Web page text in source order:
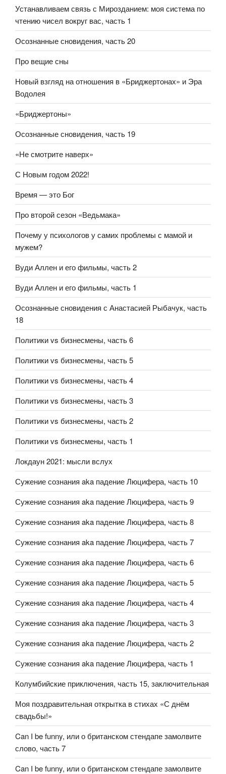
Устанавливаем связь с Мирозданием: моя система по
чтению чисел вокруг вас, часть 1
Осознанные сновидения, часть 20
Про вещие сны
Новый взгляд на отношения в «Бриджертонах» и Эра
Водолея
«Бриджертоны»
Осознанные сновидения, часть 19
«Не смотрите наверх»
С Новым годом 2022!
Время — это Бог
Про второй сезон «Ведьмака»
Почему у психологов у самих проблемы с мамой и
мужем?
Вуди Аллен и его фильмы, часть 2
Вуди Аллен и его фильмы, часть 1
Осознанные сновидения с Анастасией Рыбачук, часть
18
Политики vs бизнесмены, часть 6
Политики vs бизнесмены, часть 5
Политики vs бизнесмены, часть 4
Политики vs бизнесмены, часть 3
Политики vs бизнесмены, часть 2
Политики vs бизнесмены, часть 1
Локдаун 2021: мысли вслух
Сужение сознания aka падение Люцифера, часть 10
Сужение сознания aka падение Люцифера, часть 9
Сужение сознания aka падение Люцифера, часть 8
Сужение сознания aka падение Люцифера, часть 7
Сужение сознания aka падение Люцифера, часть 6
Сужение сознания aka падение Люцифера, часть 5
Сужение сознания aka падение Люцифера, часть 4
Сужение сознания aka падение Люцифера, часть 3
Сужение сознания aka падение Люцифера, часть 2
Сужение сознания aka падение Люцифера, часть 1
Колумбийские приключения, часть 15, заключительная
Моя поздравительная открытка в стихах «С днём
свадьбы!»
Can I be funny, или о британском стендапе замолвите
слово, часть 7
Can I be funny, или о британском стендапе замолвите